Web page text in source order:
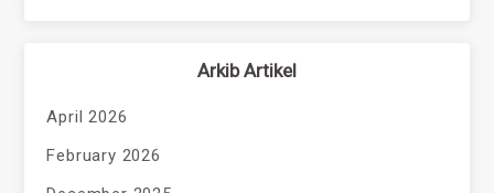
Arkib Artikel
April 2026
February 2026